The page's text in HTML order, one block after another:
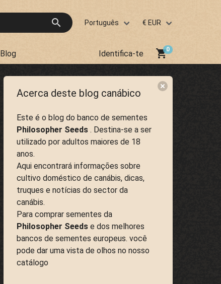
search Português € EUR
Blog Identifica-te shopping_cart
Acerca deste blog canábico
Este é o blog do banco de sementes
Philosopher Seeds . Destina-se a ser
utilizado por adultos maiores de 18
anos.
Aqui encontrará informações sobre
cultivo doméstico de canábis, dicas,
truques e notícias do sector da
canábis.
Para comprar sementes da
Philosopher Seeds e dos melhores
bancos de sementes europeus. você
pode dar uma vista de olhos no nosso
catálogo